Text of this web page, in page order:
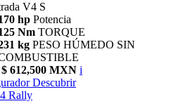
V4 S
hp Potencia
Nm TORQUE
kg PESO HÚMEDO SIN
$ 612,500 MXN i
Descubrir
Rally